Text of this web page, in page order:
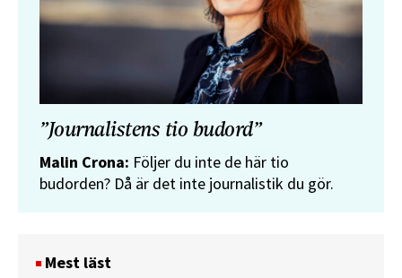
”Journalistens tio budord”
Malin Crona: Följer du inte de här tio
budorden? Då är det inte journalistik du gör.
Mest läst